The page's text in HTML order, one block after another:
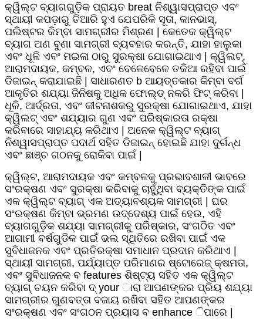
କ୍ୱିଲ୍ଟ ବ୍ୟାଗଗୁଡ଼ିକ ପ୍ରାୟତ breat ନିଶ୍ୱାସପ୍ରାପ୍ତ ଏବଂ
ସ୍ଥାୟୀ କପଡ଼ାରୁ ତିଆରି ହୁଏ ଯେପରିକି ସୂତା, କାନଭାସ୍,
ପଲିଷ୍ଟର କିମ୍ବା ସାମଗ୍ରୀର ମିଶ୍ରଣ | କେତେକ କ୍ୱିଲ୍ଟ
ବ୍ୟାଗ ଅଣ ବୁଣା ସାମଗ୍ରୀ ବ୍ୟବହାର କରନ୍ତି, ଯାହା ହାଲୁକା
ଏବଂ ଧୂଳି ଏବଂ ମଇଳା ଠାରୁ ସୁରକ୍ଷା ଯୋଗାଇଥାଏ | କ୍ୱିଲଟ୍,
ଆରାମଦାୟକ, କମ୍ବଳ, ଏବଂ ବେଳେବେଳେ ତକିଆ ରହିବା ପାଇଁ
ଡିଜାଇନ୍ କରାଯାଇଛି | ସାଧାରଣତ b ଆୟତ୍ତକାର କିମ୍ବା ବର୍ଗ
ଆକୃତିର ଶଯ୍ୟା ଜିନିଷକୁ ଅଧିକ ଫୋଲ୍ଡ୍ ନକରି ଫିଟ୍ କରିବା |
ଧୂଳି, ଆର୍ଦ୍ରତା, ଏବଂ କୀଟନାଶକରୁ ସୁରକ୍ଷା ଯୋଗାଇଥାଏ, ଯାହା
କ୍ୱିଲଟ୍ ଏବଂ ଶଯ୍ୟାର ଗୁଣ ଏବଂ ପରିଷ୍କାରତା ରକ୍ଷା
କରିବାରେ ସାହାଯ୍ୟ କରିଥାଏ | ଅନେକ କ୍ୱିଲ୍ଟ ବ୍ୟାଗ୍
ନିଶ୍ୱାସପ୍ରାପ୍ତ ପଦାର୍ଥ ସହିତ ଡିଜାଇନ୍ ହୋଇଛି ଯାହା ଦୁର୍ଗନ୍ଧ
ଏବଂ ଛାଞ୍ଚ ଗଠନକୁ ରୋକିବା ପାଇଁ |
କ୍ୱିଲ୍ଟ, ଆରାମଦାୟକ ଏବଂ କମ୍ବଳକୁ ପ୍ରଭାବଶାଳୀ ଭାବରେ
ସଂରକ୍ଷଣ ଏବଂ ସୁରକ୍ଷା କରିବାକୁ ଚାହୁଁଥିବା ବ୍ୟକ୍ତିଙ୍କ ପାଇଁ
ଏକ କ୍ୱିଲ୍ଟ ବ୍ୟାଗ୍ ଏକ ଅତ୍ୟାବଶ୍ୟକ ସାମଗ୍ରୀ | ଘର
ସଂରକ୍ଷଣ କିମ୍ବା ଭ୍ରମଣ ଉଦ୍ଦେଶ୍ୟ ପାଇଁ ହେଉ, ଏହି
ବ୍ୟାଗଗୁଡ଼ିକ ଶଯ୍ୟା ସାମଗ୍ରୀକୁ ପରିଷ୍କାର, ସଂଗଠିତ ଏବଂ
ଆଗାମୀ ବର୍ଷଗୁଡିକ ପାଇଁ ଭଲ ସ୍ଥିତିରେ ରଖିବା ପାଇଁ ଏକ
ସୁବିଧାଜନକ ଏବଂ ପ୍ରତିରକ୍ଷା ସମାଧାନ ପ୍ରଦାନ କରିଥାଏ |
ସ୍ଥାୟୀ ସାମଗ୍ରୀ, ପର୍ଯ୍ୟାପ୍ତ ପରିମାଣର ଷ୍ଟୋରେଜ୍ କ୍ଷମତା,
ଏବଂ ସୁବିଧାଜନକ ବ features ଶିଷ୍ଟ୍ୟ ସହିତ ଏକ କ୍ୱିଲ୍ଟ
ବ୍ୟାଗ୍ ଚୟନ କରିବା ଦ୍ your ାରା ଆପଣଙ୍କର ପ୍ରିୟ ଶଯ୍ୟା
ସାମଗ୍ରୀର ଗୁଣବତ୍ତା ବଜାୟ ରଖିବା ସହିତ ଆପଣଙ୍କର
ସଂରକ୍ଷଣ ଏବଂ ସଂଗଠନ ପ୍ରୟାସ ବ enhance ିପାରେ |